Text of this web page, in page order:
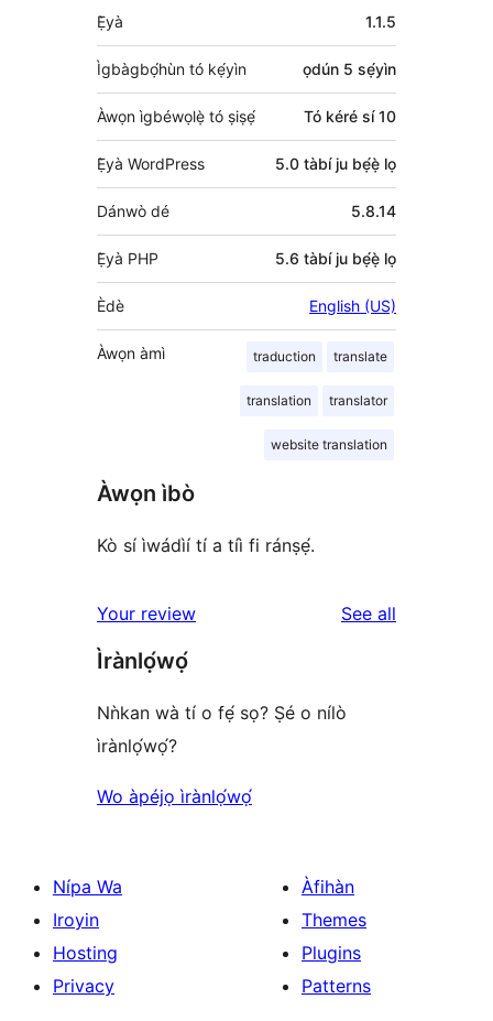
Àkójọpọ̀
Meta
Ẹ̀yà 1.1.5
Ìgbàgbọ́hùn tó kẹ́yìn ọdún 5 sẹ́yìn
Àwọn ìgbéwọlẹ̀ tó ṣiṣẹ́ Tó kéré sí 10
Ẹ̀yà WordPress 5.0 tàbí ju bẹ́ẹ̀ lọ
Dánwò dé 5.8.14
Ẹ̀yà PHP 5.6 tàbí ju bẹ́ẹ̀ lọ
Èdè English (US)
Àwọn àmì traduction translate
translation translator
website translation
Àwọn ìbò
Kò sí ìwádìí tí a tíì fi ránṣẹ́.
Your review See all
Ìrànlọ́wọ́
Nǹkan wà tí o fẹ́ sọ? Ṣé o nílò
ìrànlọ́wọ́?
Wo àpéjọ ìrànlọ́wọ́
Nípa Wa
Iroyin
Hosting
Privacy
Àfihàn
Themes
Plugins
Patterns